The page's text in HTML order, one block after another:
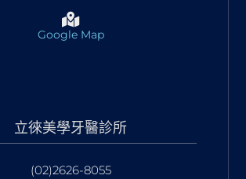
Google Map
立徠美學牙醫診所
(02)2626-8055